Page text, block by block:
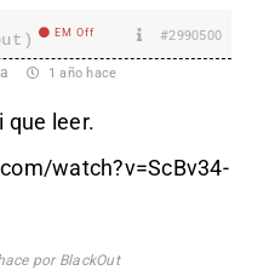
EM Off #2990500
1 año hace
que leer.
watch?v=ScBv34-
por BlackOut